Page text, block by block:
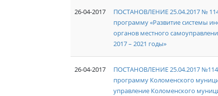
26-04-2017
ПОСТАНОВЛЕНИЕ 25.04.2017 №
программу «Развитие системы
органов местного
2017 – 2021 годы»
26-04-2017
ПОСТАНОВЛЕНИЕ 25.04.2017
программу Коломенского
управление Коломенского